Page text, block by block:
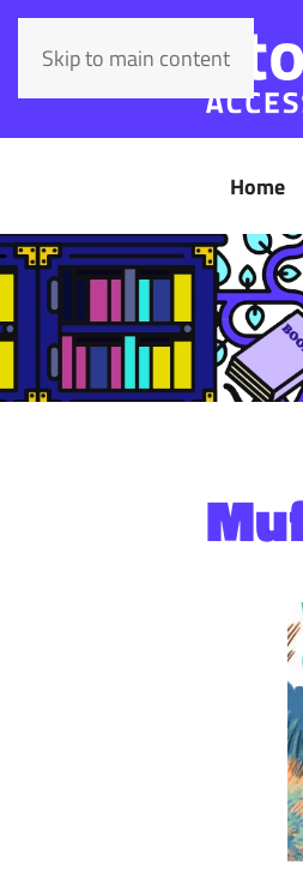
Skip to main content
Home